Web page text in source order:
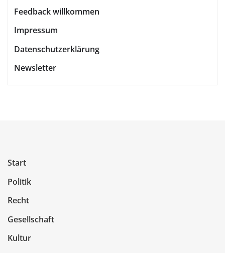
Feedback willkommen
Impressum
Datenschutzerklärung
Newsletter
Start
Politik
Recht
Gesellschaft
Kultur